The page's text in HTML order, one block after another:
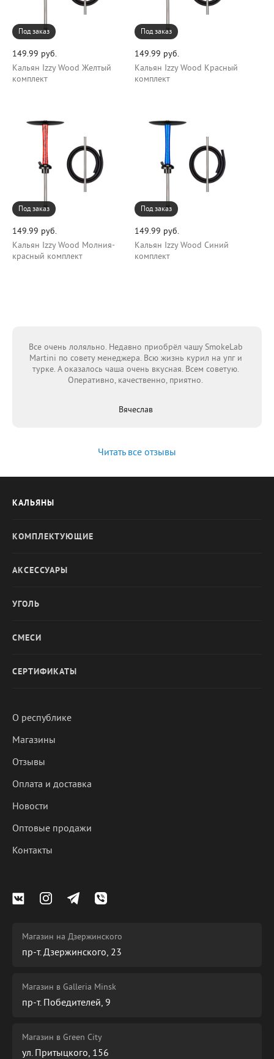
Под заказ
149.99 руб.
Кальян Izzy Wood Желтый
комплект
Под заказ
149.99 руб.
Кальян Izzy Wood Красный
комплект
Под заказ
149.99 руб.
Кальян Izzy Wood Молния-
красный комплект
Под заказ
149.99 руб.
Кальян Izzy Wood Синий
комплект
Все очень лоляльно. Недавно приобрёл чашу SmokeLab
Martini по совету менеджера. Всю жизнь курил на упг и
турке. А оказалось чаша очень вкусная. Всем советую.
Оперативно, качественно, приятно.
Вячеслав
Читать все отзывы
КАЛЬЯНЫ
КОМПЛЕКТУЮЩИЕ
АКСЕССУАРЫ
УГОЛЬ
СМЕСИ
СЕРТИФИКАТЫ
О республике
Магазины
Отзывы
Оплата и доставка
Новости
Оптовые продажи
Контакты
Магазин на Дзержинского
пр-т. Дзержинского, 23
Магазин в Galleria Minsk
пр-т. Победителей, 9
Магазин в Green City
ул. Притыцкого, 156